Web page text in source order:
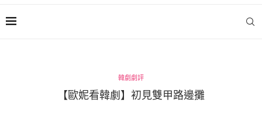
韓劇劇評
【歐妮看韓劇】初見雙甲路邊攤